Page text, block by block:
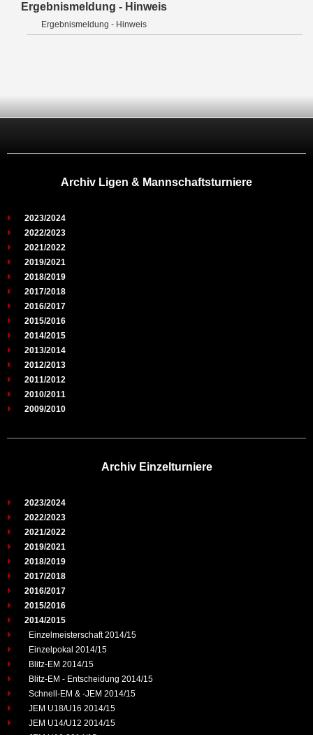
Ergebnismeldung - Hinweis
Ergebnismeldung - Hinweis
Archiv Ligen & Mannschaftsturniere
2023/2024
2022/2023
2021/2022
2019/2021
2018/2019
2017/2018
2016/2017
2015/2016
2014/2015
2013/2014
2012/2013
2011/2012
2010/2011
2009/2010
Archiv Einzelturniere
2023/2024
2022/2023
2021/2022
2019/2021
2018/2019
2017/2018
2016/2017
2015/2016
2014/2015
Einzelmeisterschaft 2014/15
Einzelpokal 2014/15
Blitz-EM 2014/15
Blitz-EM - Entscheidung 2014/15
Schnell-EM & -JEM 2014/15
JEM U18/U16 2014/15
JEM U14/U12 2014/15